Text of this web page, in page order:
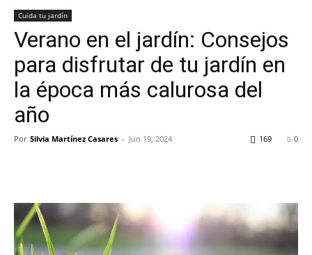
Cuida tu jardín
Verano en el jardín: Consejos
para disfrutar de tu jardín en
la época más calurosa del
año
Por Silvia Martínez Casares - Jun 19, 2024 0
169